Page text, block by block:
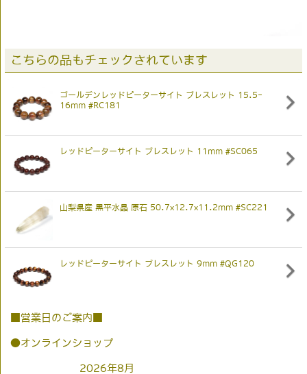
こちらの品もチェックされています
ゴールデンレッドピーターサイト ブレスレット 15.5-
16mm #RC181
レッドピーターサイト ブレスレット 11mm #SC065
山梨県産 黒平水晶 原石 50.7x12.7x11.2mm #SC221
レッドピーターサイト ブレスレット 9mm #QG120
■営業日のご案内■
●オンラインショップ
2026年8月